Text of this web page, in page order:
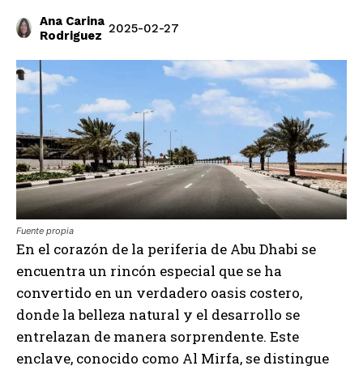
Ana Carina
Rodriguez 2025-02-27
Fuente propia
En el corazón de la periferia de Abu Dhabi se
encuentra un rincón especial que se ha
convertido en un verdadero oasis costero,
donde la belleza natural y el desarrollo se
entrelazan de manera sorprendente. Este
enclave, conocido como Al Mirfa, se distingue